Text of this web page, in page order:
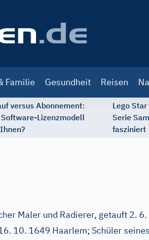
Familie Gesundheit Reisen
versus Abonnement:
Lizenzmodell
Lego
Serie
fasziniert
Maler und Radierer, getauft 2.
10. 1649 Haarlem; Schüler